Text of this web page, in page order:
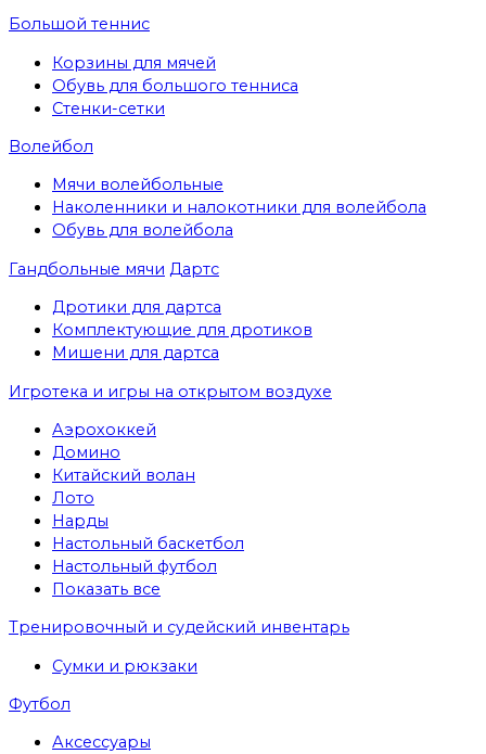
Большой теннис
Корзины для мячей
Обувь для большого тенниса
Стенки-сетки
Волейбол
Мячи волейбольные
Наколенники и налокотники для волейбола
Обувь для волейбола
Гандбольные мячи Дартс
Дротики для дартса
Комплектующие для дротиков
Мишени для дартса
Игротека и игры на открытом воздухе
Аэрохоккей
Домино
Китайский волан
Лото
Нарды
Настольный баскетбол
Настольный футбол
Показать все
Тренировочный и судейский инвентарь
Сумки и рюкзаки
Футбол
Аксессуары